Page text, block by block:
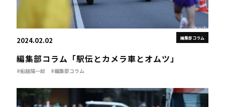
編集部コラム
2024.02.02
編集部コラム「駅伝とカメラ車とオムツ」
#船越陽一郎 #編集部コラム